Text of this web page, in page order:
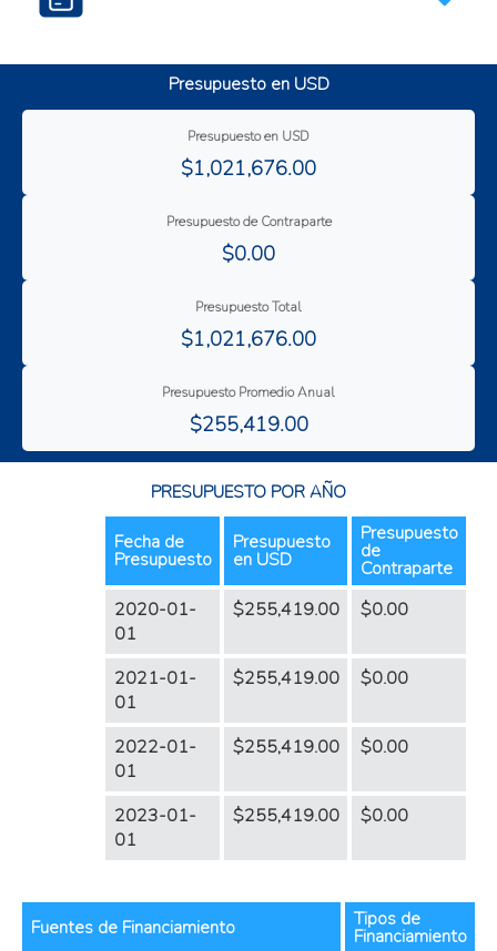
Presupuesto en USD
Presupuesto en USD
$1,021,676.00
Presupuesto de Contraparte
$0.00
Presupuesto Total
$1,021,676.00
Presupuesto Promedio Anual
$255,419.00
PRESUPUESTO POR AÑO
Fecha de
Presupuesto
Presupuesto
en USD
Presupuesto
de
Contraparte
2020-01-
01
$255,419.00 $0.00
2021-01-
01
$255,419.00 $0.00
2022-01-
01
$255,419.00 $0.00
2023-01-
01
$255,419.00 $0.00
Fuentes de Financiamiento Tipos de
Financiamiento